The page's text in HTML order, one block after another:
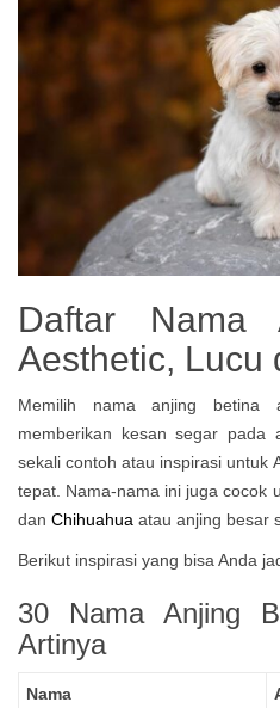
Daftar Nama
Aesthetic, Lucu
Memilih nama anjing betina
memberikan kesan segar pada
sekali contoh atau inspirasi untuk
tepat. Nama-nama ini juga cocok
dan Chihuahua atau anjing besar
Berikut inspirasi yang bisa Anda
30 Nama Anjing
Artinya
Nama